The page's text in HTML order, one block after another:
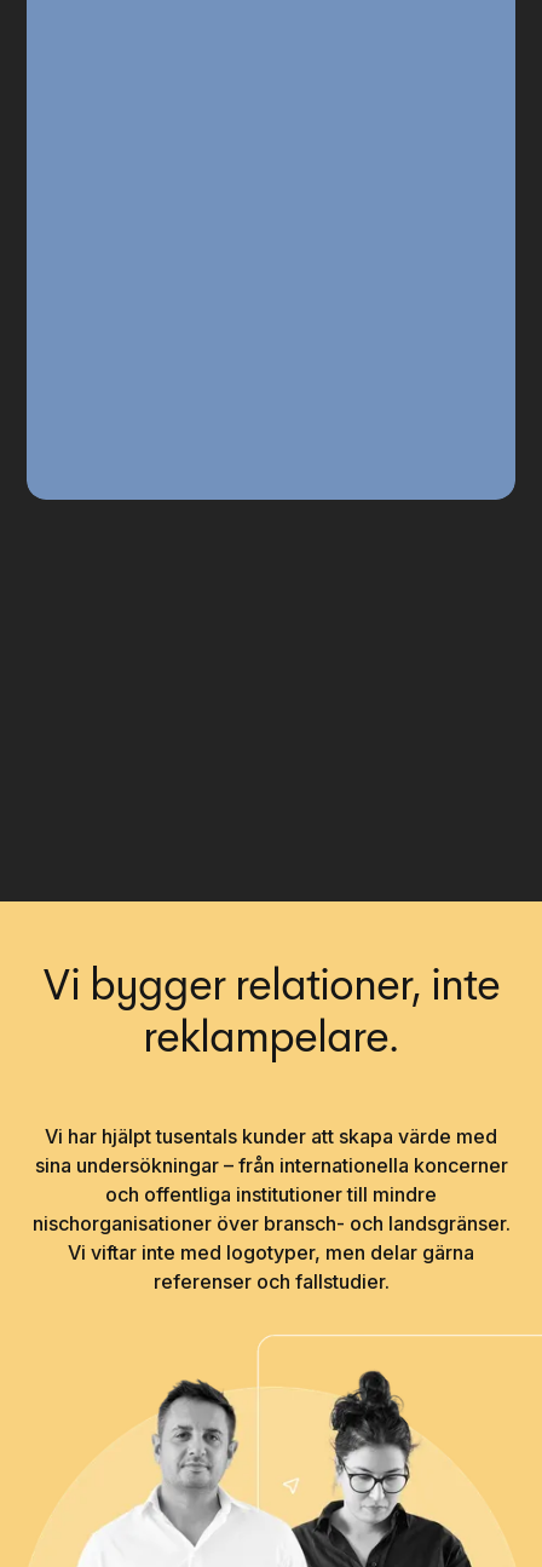
Vi bygger relationer, inte
reklampelare.
Vi har hjälpt tusentals kunder att skapa värde med
sina undersökningar – från internationella koncerner
och offentliga institutioner till mindre
nischorganisationer över bransch- och landsgränser.
Vi viftar inte med logotyper, men delar gärna
referenser och fallstudier.